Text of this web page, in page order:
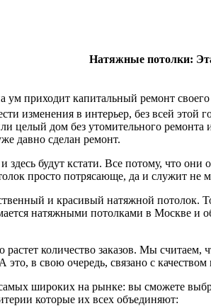
Натяжные потолки:
ум приходит капитальный ремонт
изменения в интерьер, без всей
целый дом без утомительного ремонта
давно сделан ремонт.
будут кстати. Все потому, что они
просто потрясающе, да и служит не
и красивый натяжной потолок.
натяжными потолками в Москве и
количество заказов. Мы
это, в свою очередь, связано с
широких на рынке: вы сможете
которые их всех объединяют: